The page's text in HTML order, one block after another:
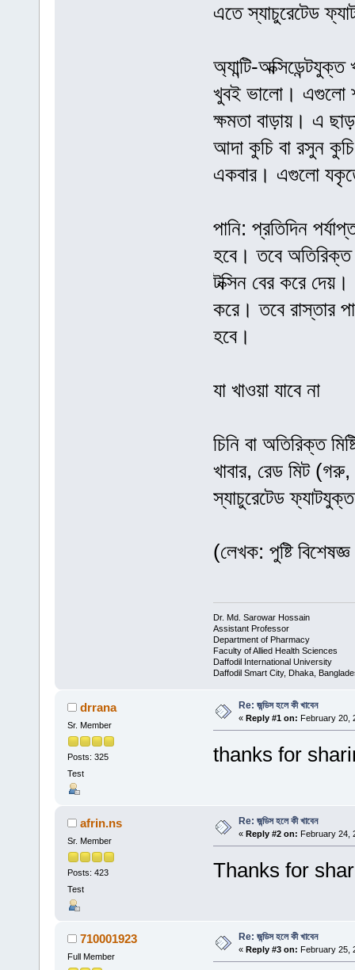
এতে স্যাচুরেটেড
অ্যান্টি-
খুবই ভালো। এগুলো
ক্ষমতা বাড়ায়। এ
আদা কুচি বা রসুন
একবার। এগুলো
পানি: প্রতিদিন
হবে। তবে অতিরিক্ত
টক্সিন বের করে
করে। তবে রাস্তার
হবে।
যা খাওয়া যাবে না
চিনি বা অতিরিক্ত
খাবার, রেড মিট
স্যাচুরেটেড ফ্যাটযুক্ত
(লেখক: পুষ্টি
Dr. Md. Sarowar Hossain
Assistant Professor
Department of Pharmacy
Faculty of Allied Health Sciences
Daffodil International University
Daffodil Smart City, Dhaka,
drrana
Sr. Member
Posts: 325
Test
Re: জন্ডিস হলে কী খাবেন
« Reply #1 on: February 20,
thanks for
afrin.ns
Sr. Member
Posts: 423
Test
Re: জন্ডিস হলে কী খাবেন
« Reply #2 on: February 24,
Thanks for
710001923
Full Member
Re: জন্ডিস হলে কী খাবেন
« Reply #3 on: February 25,